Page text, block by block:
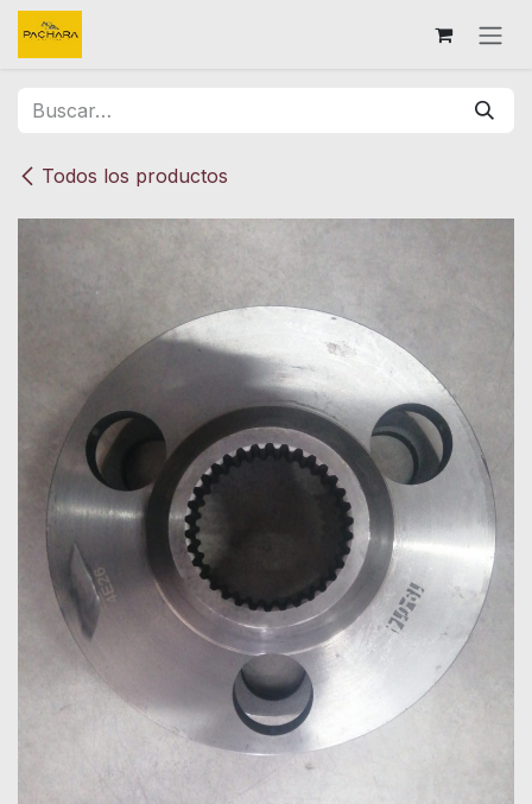
Ir al contenido
Todos los productos